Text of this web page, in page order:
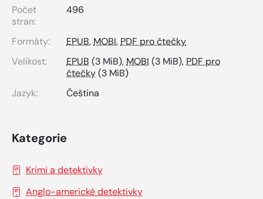
Počet
stran:
496
Formáty: EPUB,MOBI,PDF pro čtečky
Velikost:
EPUB (3 MiB),MOBI (3 MiB),PDF pro
čtečky(3 MiB)
Jazyk:
Čeština
Kategorie
Krimi a detektivky
Anglo-americké detektivky